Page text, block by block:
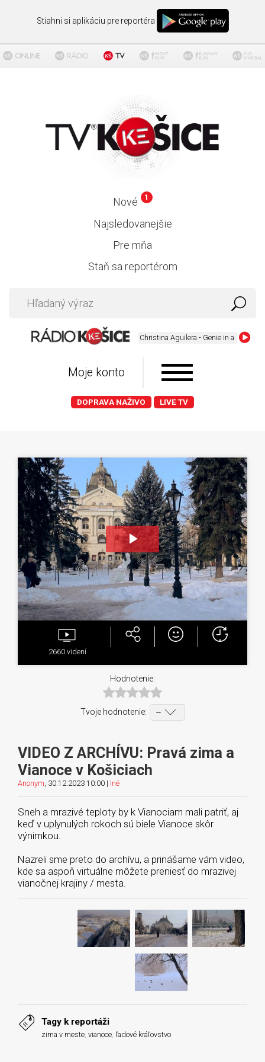
Stiahni si aplikáciu pre reportéra
Nové 1
Najsledovanejšie
Pre mňa
Staň sa reportérom
Christina Aguilera - Genie in a Bottle
Moje konto
DOPRAVA NAŽIVO LIVE TV
Play
Video
2660 videní
Hodnotenie:
Tvoje hodnotenie:
VIDEO Z ARCHÍVU: Pravá zima a
Vianoce v Košiciach
Anonym , 30.12.2023 10:00 | Iné
Sneh a mrazivé teploty by k Vianociam mali patriť, aj
keď v uplynulých rokoch sú biele Vianoce skôr
výnimkou.
Nazreli sme preto do archívu, a prinášame vám video,
kde sa aspoň virtuálne môžete preniesť do mrazivej
vianočnej krajiny / mesta.
Tagy k reportáži
zima v meste vianoce ľadové kráľovstvo